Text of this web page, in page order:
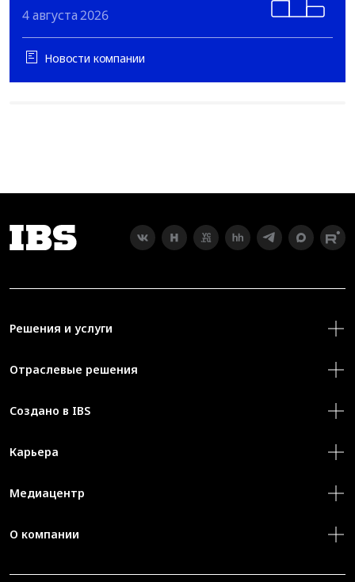
4 августа 2026
Новости компании
Решения и услуги
Отраслевые решения
Создано в IBS
Карьера
Медиацентр
О компании